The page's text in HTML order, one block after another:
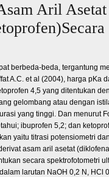
Aril Asetat
berbeda-beda, tergantung
A.C. et al (2004), harga pKa
4,5 yang ditentukan
gelombang atau dengan
yang tinggi. Dan menurut
ibuprofen 5,2; dan
yaitu titrasi potensiometri dan
asam aril asetat
secara spektrofotometri
larutan NaOH 0,2 N, HCl